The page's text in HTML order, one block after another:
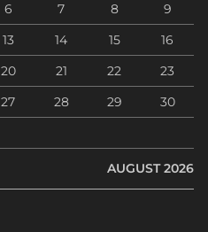
AUGUST 2026
6 7 8
9
13 14 15
16
20 21 22
23
27 28 29
30